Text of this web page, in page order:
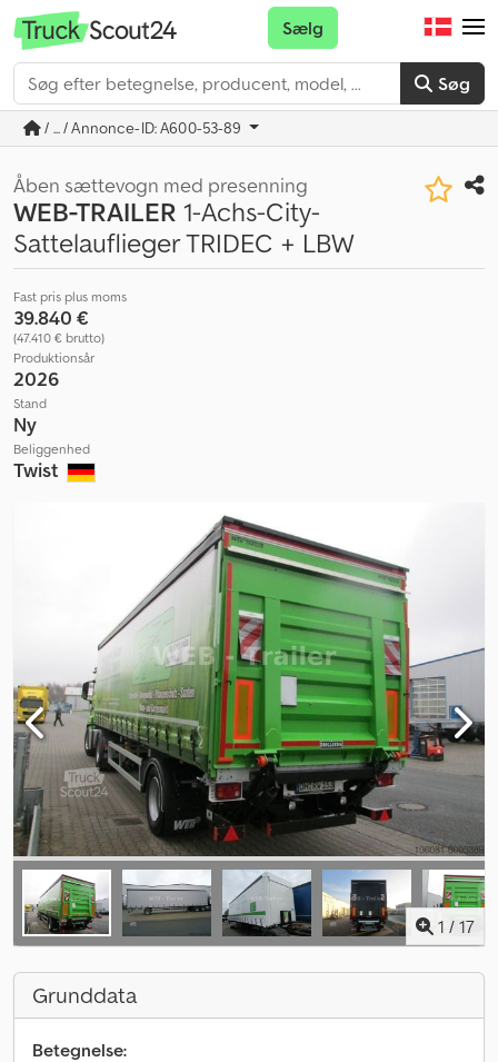
Søg
Sælg
/ ... / Annonce-ID: A600-53-89
Åben sættevogn med presenning
WEB-TRAILER 1-Achs-City-
Sattelauflieger TRIDEC + LBW
Fast pris plus moms
39.840 €
(47.410 € brutto)
Produktionsår
2026
Stand
Ny
Beliggenhed
Twist
1 / 17
Grunddata
Betegnelse: